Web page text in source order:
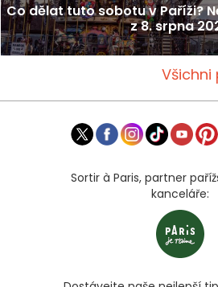
Co dělat tuto sobotu v Paříži?
z 8. srpna
Všichni
Sortir à Paris, partner
kanceláře: